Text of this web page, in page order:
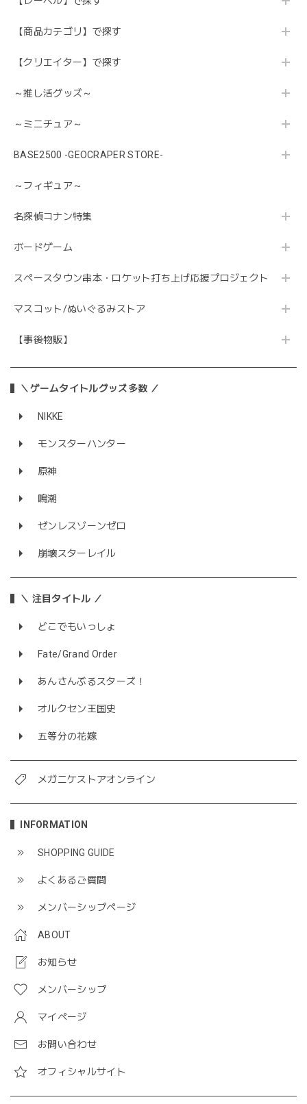
【商品カテゴリ】で探す
【クリエイター】で探す
～推し活グッズ～
～ミニチュア～
BASE2500 -GEOCRAPER STORE-
～フィギュア～
名探偵コナン特集
ボードゲーム
スペースタウン串本・ロケット打ち上げ応援プロジェクト
マスコット/ぬいぐるみストア
【事後物販】
＼ゲームタイトルグッズ多数 ／
NIKKE
モンスターハンター
原神
鳴潮
ゼンレスゾーンゼロ
崩壊スターレイル
＼ 注目タイトル ／
どこでもいっしょ
Fate/Grand Order
あんさんぶるスターズ！
オルクセン王国史
五等分の花嫁
メガニケストアオンライン
INFORMATION
SHOPPING GUIDE
よくあるご質問
メンバーシップページ
ABOUT
お知らせ
メンバーシップ
マイページ
お問い合わせ
オフィシャルサイト